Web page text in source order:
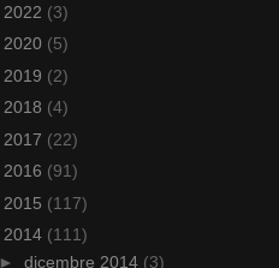
2022 (3)
2020 (5)
2019 (2)
2018 (4)
2017 (22)
2016 (91)
2015 (117)
2014 (111)
► dicembre 2014 (3)